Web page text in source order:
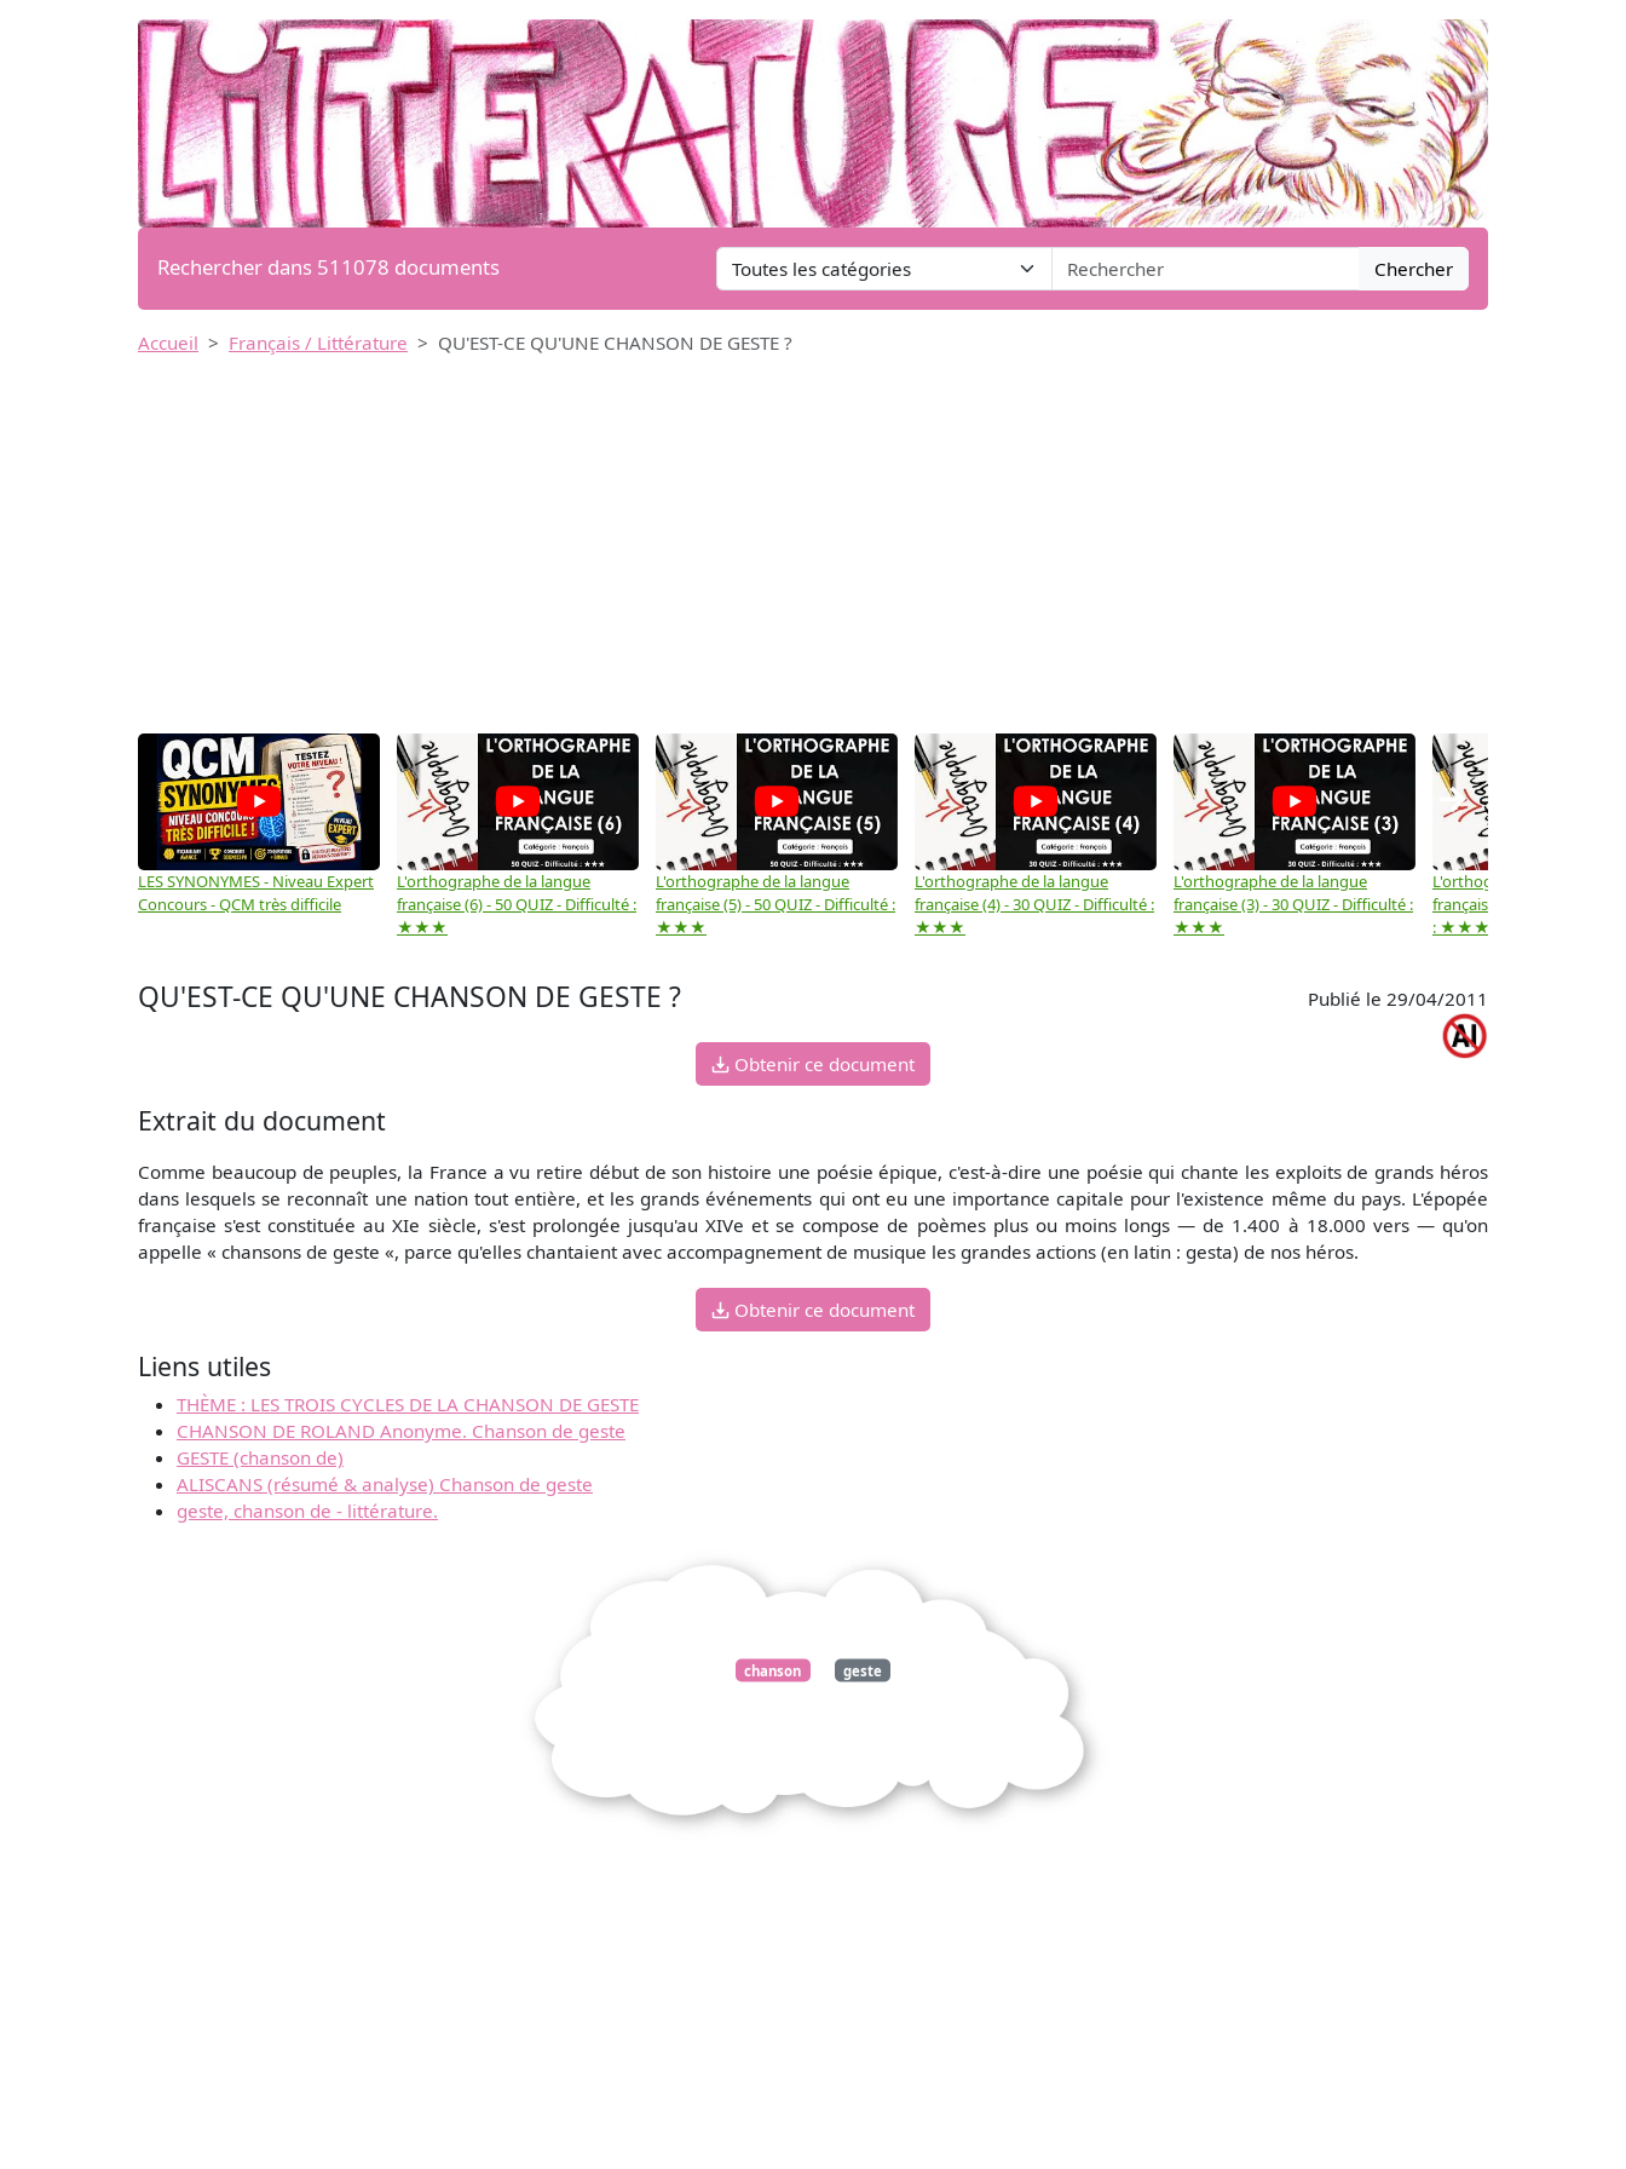
Rechercher dans 511078 documents Chercher
Accueil Français / Littérature QU'EST-CE QU'UNE CHANSON DE GESTE ?
LES SYNONYMES - Niveau Expert
Concours - QCM très difficile
L'orthographe de la langue
française (6) - 50 QUIZ - Difficulté :
★★★
L'orthographe de la langue
française (5) - 50 QUIZ - Difficulté :
★★★
L'orthographe de la langue
française (4) - 30 QUIZ - Difficulté :
★★★
L'orthographe de la langue
française (3) - 30 QUIZ - Difficulté :
★★★
L'orthographe de la langue
française (2) -( 20 QUIZ -
: ★★★
→
QU'EST-CE QU'UNE CHANSON DE GESTE ? Publié le 29/04/2011
Obtenir ce document
Extrait du document
Comme beaucoup de peuples, la France a vu retire début de son histoire une poésie épique, c'est-à-dire une poésie qui chante les exploits de grands héros
dans lesquels se reconnaît une nation tout entière, et les grands événements qui ont eu une importance capitale pour l'existence même du pays. L'épopée
française s'est constituée au XIe siècle, s'est prolongée jusqu'au XIVe et se compose de poèmes plus ou moins longs — de 1.400 à 18.000 vers — qu'on
appelle « chansons de geste «, parce qu'elles chantaient avec accompagnement de musique les grandes actions (en latin : gesta) de nos héros.
Obtenir ce document
Liens utiles
THÈME : LES TROIS CYCLES DE LA CHANSON DE GESTE
CHANSON DE ROLAND Anonyme. Chanson de geste
GESTE (chanson de)
ALISCANS (résumé & analyse) Chanson de geste
geste, chanson de - littérature.
chanson geste